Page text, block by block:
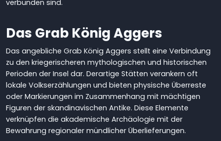
verbunden sind.
Das Grab König Aggers
Das angebliche Grab König Aggers stellt eine Verbindung
zu den kriegerischeren mythologischen und historischen
Perioden der Insel dar. Derartige Stätten verankern oft
lokale Volkserzählungen und bieten physische Überreste
oder Markierungen im Zusammenhang mit mächtigen
Figuren der skandinavischen Antike. Diese Elemente
verknüpfen die akademische Archäologie mit der
Bewahrung regionaler mündlicher Überlieferungen.